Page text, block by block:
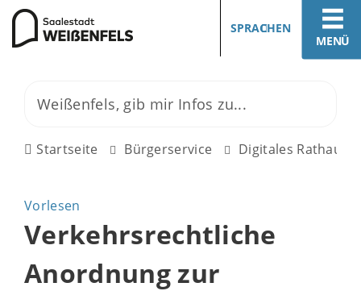
MENÜ
SPRACHEN
Startseite Bürgerservice Digitales Rathaus
Vorlesen
Verkehrsrechtliche
Anordnung zur